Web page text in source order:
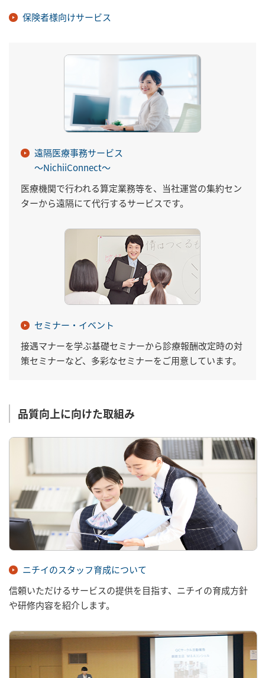
保険者様向けサービス
遠隔医療事務サービス
～NichiiConnect～
医療機関で行われる算定業務等を、当社運営の集約セン
ターから遠隔にて代行するサービスです。
セミナー・イベント
接遇マナーを学ぶ基礎セミナーから診療報酬改定時の対
策セミナーなど、多彩なセミナーをご用意しています。
品質向上に向けた取組み
ニチイのスタッフ育成について
信頼いただけるサービスの提供を目指す、ニチイの育成方針
や研修内容を紹介します。